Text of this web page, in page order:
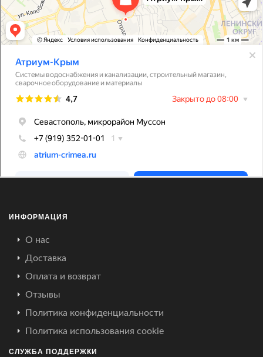
ИНФОРМАЦИЯ
О нас
Доставка
Оплата и возврат
Отзывы
Политика конфиденциальности
Политика использования cookie
СЛУЖБА ПОДДЕРЖКИ